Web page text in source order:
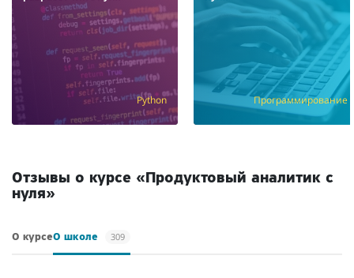
Python Программирование
Отзывы о курсе «Продуктовый аналитик с
нуля»
О курсеО школе 309